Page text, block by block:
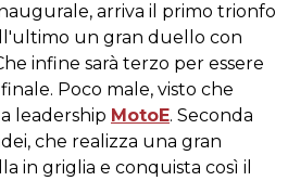
arriva il primo trionfo
un gran duello con
infine sarà terzo per essere
Poco male, visto che
leadership MotoE. Seconda
che realizza una gran
in griglia e conquista così il